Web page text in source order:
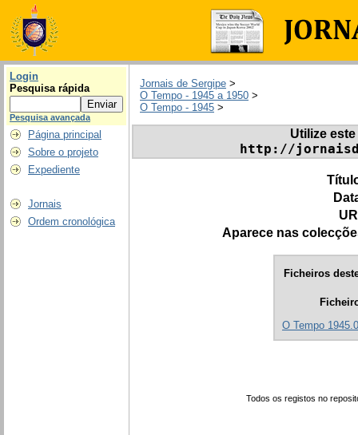
Login
Pesquisa rápida
Pesquisa avançada
Página principal
Sobre o projeto
Expediente
Jornais
Ordem cronológica
Jornais de Sergipe >
O Tempo - 1945 a 1950 >
O Tempo - 1945 >
Utilize
http://
Aparece nas
Ficheiros
O Tempo
Todos os registos no